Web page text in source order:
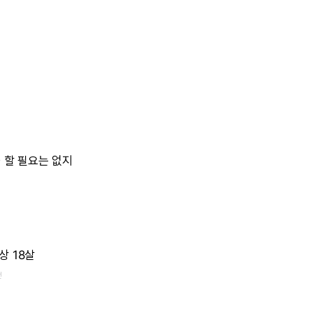
할 필요는 없지
18살